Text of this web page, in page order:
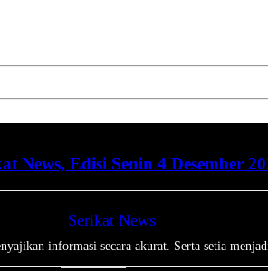
News, Edisi Senin 4 Desember
Serikat News
informasi secara akurat. Serta setia